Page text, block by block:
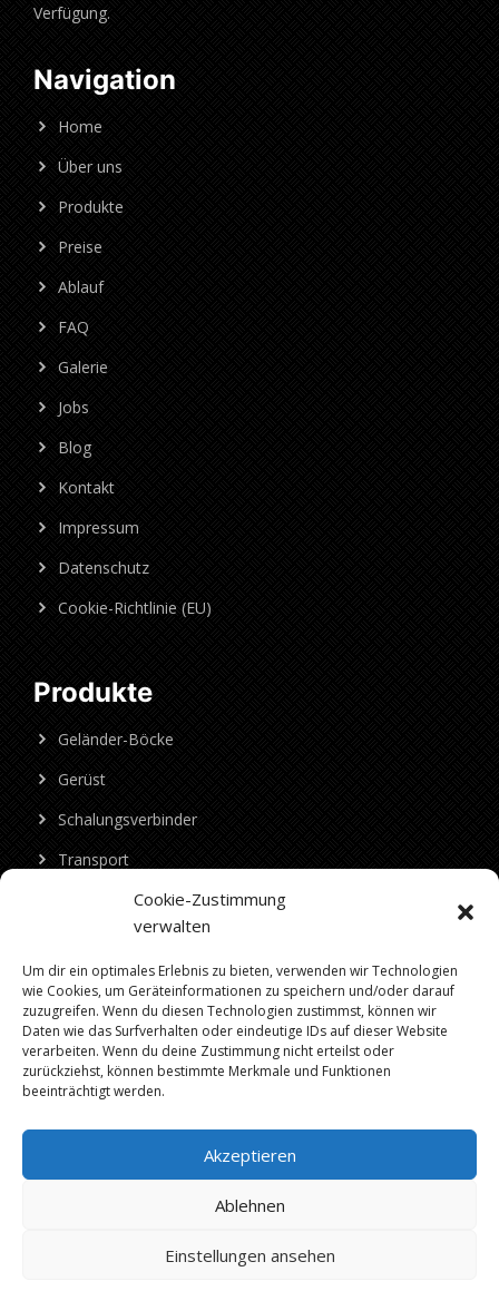
Cookie-Zustimmung
verwalten
Um dir ein optimales Erlebnis zu bieten, verwenden wir Technologien
wie Cookies, um Geräteinformationen zu speichern und/oder darauf
zuzugreifen. Wenn du diesen Technologien zustimmst, können wir
Daten wie das Surfverhalten oder eindeutige IDs auf dieser Website
verarbeiten. Wenn du deine Zustimmung nicht erteilst oder
zurückziehst, können bestimmte Merkmale und Funktionen
beeinträchtigt werden.
Akzeptieren
Ablehnen
Einstellungen ansehen
Verfügung.
Navigation
Home
Über uns
Produkte
Preise
Ablauf
FAQ
Galerie
Jobs
Blog
Kontakt
Impressum
Datenschutz
Cookie-Richtlinie (EU)
Produkte
Geländer-Böcke
Gerüst
Schalungsverbinder
Transport
Baumaschinen
Alle Produkte
Kontakt
Telefon: +49 030 23973997
E-Mail: info@trend-mietservice.de,trend-
Märkische Straße 64, 15806 Zossen